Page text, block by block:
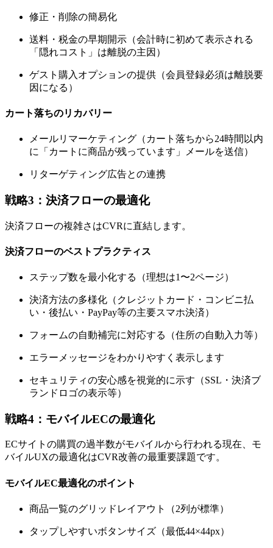
修正・削除の簡易化
送料・税金の早期開示（会計時に初めて表示される
「隠れコスト」は離脱の主因）
ゲスト購入オプションの提供（会員登録必須は離脱要
因になる）
カート落ちのリカバリー
メールリマーケティング（カート落ちから24時間以内
に「カートに商品が残っています」メールを送信）
リターゲティング広告との連携
戦略3：決済フローの最適化
決済フローの複雑さはCVRに直結します。
決済フローのベストプラクティス
ステップ数を最小化する（理想は1〜2ページ）
決済方法の多様化（クレジットカード・コンビニ払
い・後払い・PayPay等の主要スマホ決済）
フォームの自動補完に対応する（住所の自動入力等）
エラーメッセージをわかりやすく表示します
セキュリティの安心感を視覚的に示す（SSL・決済ブ
ランドロゴの表示等）
戦略4：モバイルECの最適化
ECサイトの購買の過半数がモバイルから行われる現在、モ
バイルUXの最適化はCVR改善の最重要課題です。
モバイルEC最適化のポイント
商品一覧のグリッドレイアウト（2列が標準）
タップしやすいボタンサイズ（最低44×44px）